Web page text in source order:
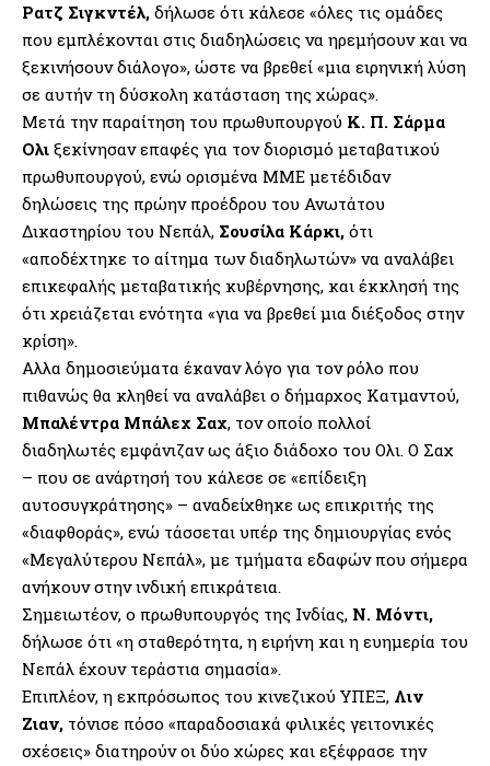
Ρατζ Σιγκντέλ, δήλωσε ότι κάλεσε «όλες τις ομάδες
που εμπλέκονται στις διαδηλώσεις να ηρεμήσουν και να
ξεκινήσουν διάλογο», ώστε να βρεθεί «μια ειρηνική λύση
σε αυτήν τη δύσκολη κατάσταση της χώρας».
Μετά την παραίτηση του πρωθυπουργού Κ. Π. Σάρμα
Ολι ξεκίνησαν επαφές για τον διορισμό μεταβατικού
πρωθυπουργού, ενώ ορισμένα ΜΜΕ μετέδιδαν
δηλώσεις της πρώην προέδρου του Ανωτάτου
Δικαστηρίου του Νεπάλ, Σουσίλα Κάρκι, ότι
«αποδέχτηκε το αίτημα των διαδηλωτών» να αναλάβει
επικεφαλής μεταβατικής κυβέρνησης, και έκκλησή της
ότι χρειάζεται ενότητα «για να βρεθεί μια διέξοδος στην
κρίση».
Αλλα δημοσιεύματα έκαναν λόγο για τον ρόλο που
πιθανώς θα κληθεί να αναλάβει ο δήμαρχος Κατμαντού,
Μπαλέντρα Μπάλεχ Σαχ, τον οποίο πολλοί
διαδηλωτές εμφάνιζαν ως άξιο διάδοχο του Ολι. Ο Σαχ
– που σε ανάρτησή του κάλεσε σε «επίδειξη
αυτοσυγκράτησης» – αναδείχθηκε ως επικριτής της
«διαφθοράς», ενώ τάσσεται υπέρ της δημιουργίας ενός
«Μεγαλύτερου Νεπάλ», με τμήματα εδαφών που σήμερα
ανήκουν στην ινδική επικράτεια.
Σημειωτέον, ο πρωθυπουργός της Ινδίας, Ν. Μόντι,
δήλωσε ότι «η σταθερότητα, η ειρήνη και η ευημερία του
Νεπάλ έχουν τεράστια σημασία».
Επιπλέον, η εκπρόσωπος του κινεζικού ΥΠΕΞ, Λιν
Ζιαν, τόνισε πόσο «παραδοσιακά φιλικές γειτονικές
σχέσεις» διατηρούν οι δύο χώρες και εξέφρασε την